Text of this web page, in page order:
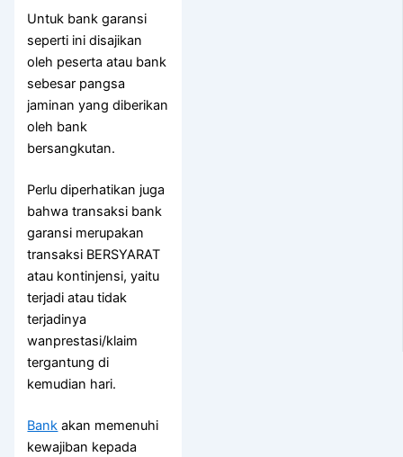
Untuk bank garansi
seperti ini disajikan
oleh peserta atau bank
sebesar pangsa
jaminan yang diberikan
oleh bank
bersangkutan.
Perlu diperhatikan juga
bahwa transaksi bank
garansi merupakan
transaksi BERSYARAT
atau kontinjensi, yaitu
terjadi atau tidak
terjadinya
wanprestasi/klaim
tergantung di
kemudian hari.
Bank akan memenuhi
kewajiban kepada